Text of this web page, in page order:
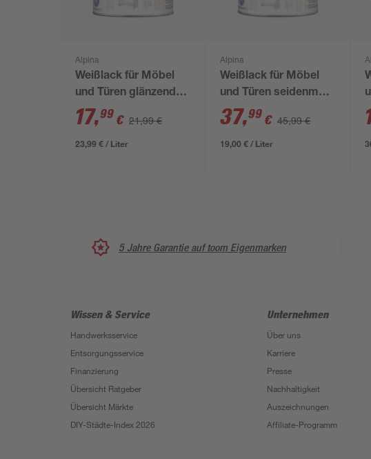
Alpina
Weißlack für Möbel
und Türen glänzend
750 ml
17,99 € 21,99 €
23,99 € / Liter
Alpina
Weißlack für Möbel
und Türen seidenmatt
2 l
37,99 € 45,99 €
19,00 € / Liter
5 Jahre Garantie auf toom Eigenmarken
Wissen & Service
Handwerksservice
Entsorgungsservice
Finanzierung
Übersicht Ratgeber
Übersicht Märkte
DIY-Städte-Index 2026
Unternehmen
Über uns
Karriere
Presse
Nachhaltigkeit
Auszeichnungen
Affiliate-Programm